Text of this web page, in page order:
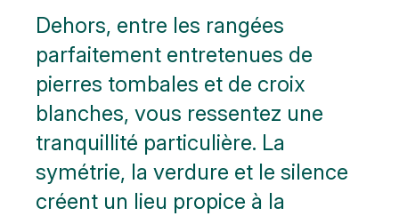
Dehors, entre les rangées
parfaitement entretenues de
pierres tombales et de croix
blanches, vous ressentez une
tranquillité particulière. La
symétrie, la verdure et le silence
créent un lieu propice à la